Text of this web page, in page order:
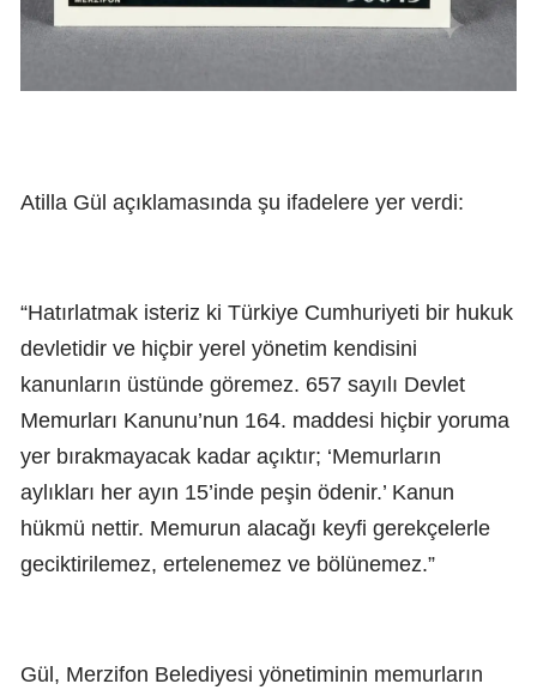
Atilla Gül açıklamasında şu ifadelere yer verdi:
“Hatırlatmak isteriz ki Türkiye Cumhuriyeti bir hukuk
devletidir ve hiçbir yerel yönetim kendisini
kanunların üstünde göremez. 657 sayılı Devlet
Memurları Kanunu’nun 164. maddesi hiçbir yoruma
yer bırakmayacak kadar açıktır; ‘Memurların
aylıkları her ayın 15’inde peşin ödenir.’ Kanun
hükmü nettir. Memurun alacağı keyfi gerekçelerle
geciktirilemez, ertelenemez ve bölünemez.”
Gül, Merzifon Belediyesi yönetiminin memurların